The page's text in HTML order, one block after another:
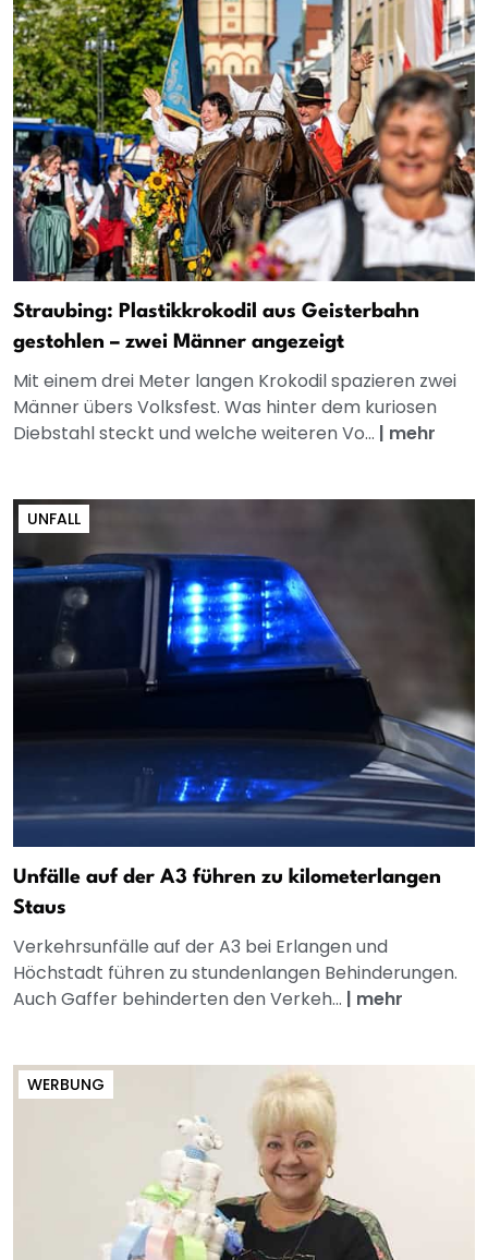
Straubing: Plastikkrokodil aus Geisterbahn
gestohlen – zwei Männer angezeigt
Mit einem drei Meter langen Krokodil spazieren zwei
Männer übers Volksfest. Was hinter dem kuriosen
Diebstahl steckt und welche weiteren Vo... | mehr
UNFALL
Unfälle auf der A3 führen zu kilometerlangen
Staus
Verkehrsunfälle auf der A3 bei Erlangen und
Höchstadt führen zu stundenlangen Behinderungen.
Auch Gaffer behinderten den Verkeh... | mehr
WERBUNG